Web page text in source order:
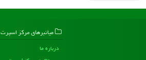
میانبرهای مركز اسپرت
درباره ما